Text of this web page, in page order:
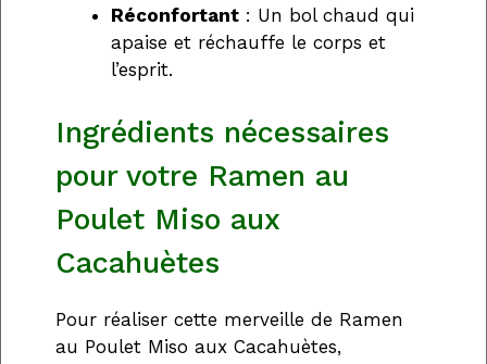
Réconfortant : Un bol chaud qui
apaise et réchauffe le corps et
l’esprit.
Ingrédients nécessaires
pour votre Ramen au
Poulet Miso aux
Cacahuètes
Pour réaliser cette merveille de Ramen
au Poulet Miso aux Cacahuètes,